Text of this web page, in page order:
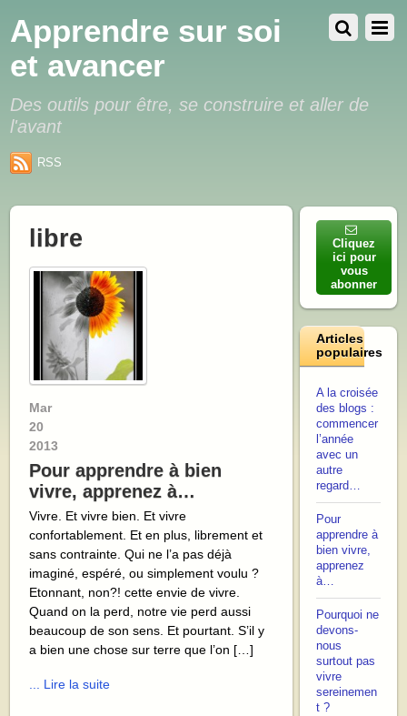
Apprendre sur soi
et avancer
Des outils pour être, se construire et aller de
l'avant
RSS
libre
Mar
20
2013
Pour apprendre à bien
vivre, apprenez à…
Vivre. Et vivre bien. Et vivre
confortablement. Et en plus, librement et
sans contrainte. Qui ne l’a pas déjà
imaginé, espéré, ou simplement voulu ?
Etonnant, non?! cette envie de vivre.
Quand on la perd, notre vie perd aussi
beaucoup de son sens. Et pourtant. S’il y
a bien une chose sur terre que l’on […]
... Lire la suite
Cliquez
ici pour
vous
abonner
Articles
populaires
A la croisée
des blogs :
commencer
l’année
avec un
autre
regard…
Pour
apprendre à
bien vivre,
apprenez
à…
Pourquoi ne
devons-
nous
surtout pas
vivre
sereinemen
t ?